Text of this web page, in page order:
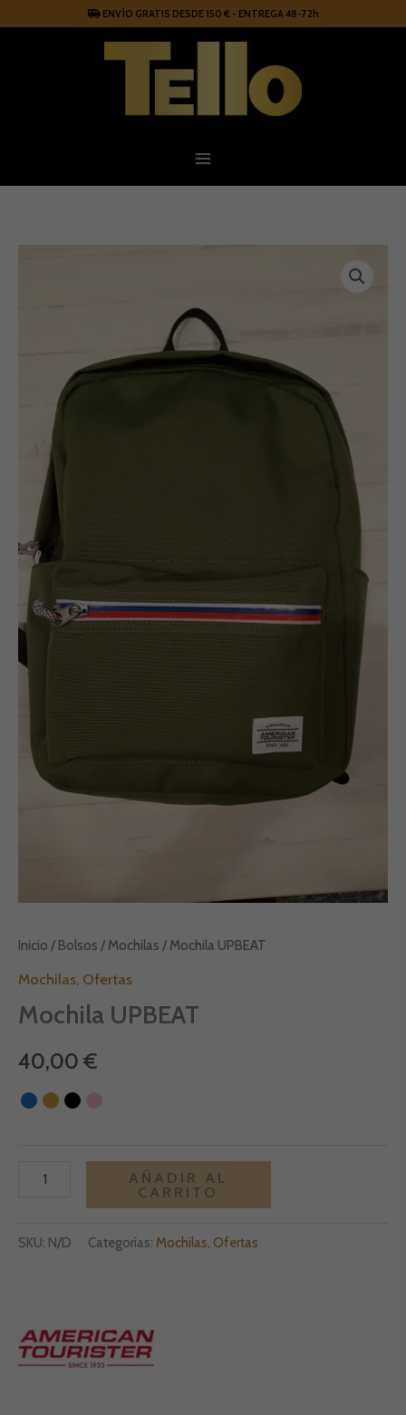
ENVÍO GRATIS DESDE 150 € - ENTREGA 48-72h
Inicio / Bolsos / Mochilas / Mochila UPBEAT
Mochilas Ofertas
Mochila UPBEAT
40,00 €
AÑADIR AL
CARRITO
SKU: N/D Categorías: Mochilas, Ofertas